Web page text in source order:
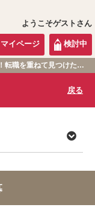
ようこそゲストさん
マイページ 検討中
『本当に働きやすい職場』とは？
戻る